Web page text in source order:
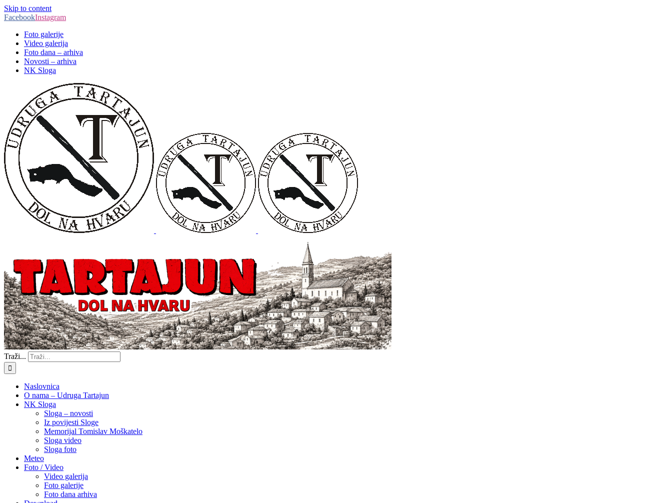
Skip to content
FacebookInstagram
Foto galerije
Video galerija
Foto dana – arhiva
Novosti – arhiva
NK Sloga
Traži...
Naslovnica
O nama – Udruga Tartajun
NK Sloga
Sloga – novosti
Iz povijesti Sloge
Memorijal Tomislav Moškatelo
Sloga video
Sloga foto
Meteo
Foto / Video
Video galerija
Foto galerije
Foto dana arhiva